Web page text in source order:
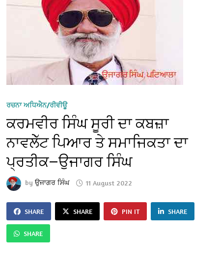
ਰਚਨਾ ਅਧਿਐਨ/ਰੀਵੀਊ
ਕਰਮਵੀਰ ਸਿੰਘ ਸੂਰੀ ਦਾ ਕਬਜ਼ਾ
ਨਾਵਲੇੱਟ ਪਿਆਰ ਤੇ ਸਮਾਜਿਕਤਾ ਦਾ
ਪ੍ਰਤੀਕ—ਉਜਾਗਰ ਸਿੰਘ
byਉਜਾਗਰ ਸਿੰਘ 11 August 2022
SHARE SHARE PIN IT SHARE
SHARE